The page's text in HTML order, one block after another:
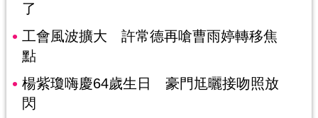
了
工會風波擴大 許常德再嗆曹雨婷轉移焦
點
楊紫瓊嗨慶64歲生日 豪門尪曬接吻照放
閃